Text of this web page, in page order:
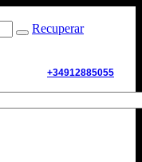
Recuperar
+34912885055